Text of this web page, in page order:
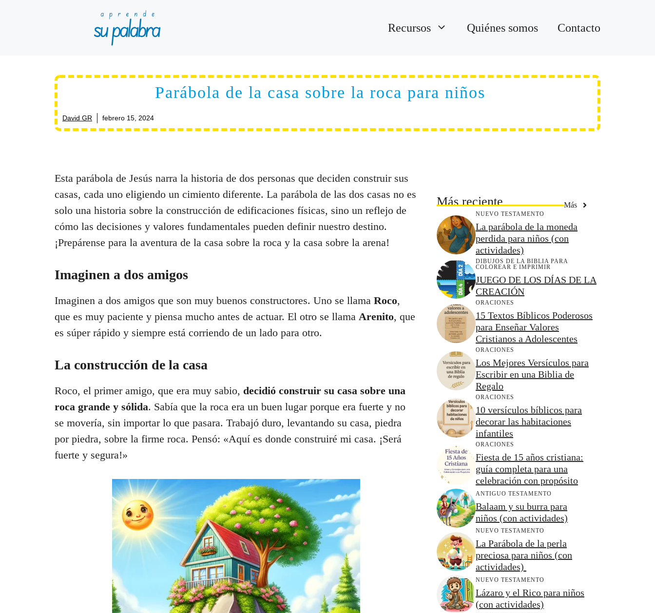
Recursos Quiénes somos Contacto
Parábola de la casa sobre la roca para niños
David GR febrero 15, 2024
Esta parábola de Jesús narra la historia de dos personas que deciden construir sus
casas, cada uno eligiendo un cimiento diferente. La parábola de las dos casas no es
solo una historia sobre la construcción de edificaciones físicas, sino un reflejo de
cómo las decisiones y valores fundamentales pueden definir nuestro destino.
¡Prepárense para la aventura de la casa sobre la roca y la casa sobre la arena!
Imaginen a dos amigos
Imaginen a dos amigos que son muy buenos constructores. Uno se llama Roco,
que es muy paciente y piensa mucho antes de actuar. El otro se llama Arenito, que
es súper rápido y siempre está corriendo de un lado para otro.
La construcción de la casa
Roco, el primer amigo, que era muy sabio, decidió construir su casa sobre una
roca grande y sólida. Sabía que la roca era un buen lugar porque era fuerte y no
se movería, sin importar lo que pasara. Trabajó duro, levantando su casa, piedra
por piedra, sobre la firme roca. Pensó: «Aquí es donde construiré mi casa. ¡Será
fuerte y segura!»
Más reciente Más
NUEVO TESTAMENTO
La parábola de la moneda
perdida para niños (con
actividades)
DIBUJOS DE LA BIBLIA PARA
COLOREAR E IMPRIMIR
JUEGO DE LOS DÍAS DE LA
CREACIÓN
ORACIONES
15 Textos Bíblicos Poderosos
para Enseñar Valores
Cristianos a Adolescentes
ORACIONES
Los Mejores Versículos para
Escribir en una Biblia de
Regalo
ORACIONES
10 versículos bíblicos para
decorar las habitaciones
infantiles
ORACIONES
Fiesta de 15 años cristiana:
guía completa para una
celebración con propósito
ANTIGUO TESTAMENTO
Balaam y su burra para
niños (con actividades)
NUEVO TESTAMENTO
La Parábola de la perla
preciosa para niños (con
actividades)
NUEVO TESTAMENTO
Lázaro y el Rico para niños
(con actividades)